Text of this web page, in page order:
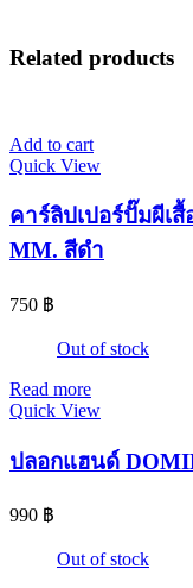
Related products
Add to cart
Quick View
คาร์ลิปเปอร์ปั๊มผีเ
MM. สีดำ
750 ฿
Out of stock
Read more
Quick View
ปลอกแฮนด์
990 ฿
Out of stock